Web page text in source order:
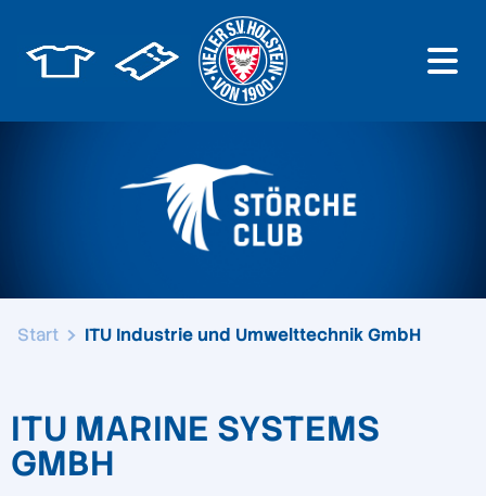
Start ITU Industrie und Umwelttechnik GmbH
ITU MARINE SYSTEMS
GMBH